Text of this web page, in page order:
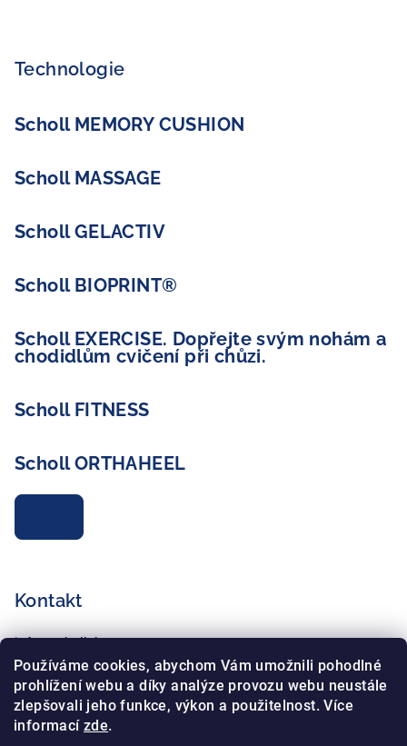
Používáme cookies, abychom Vám umožnili pohodlné
prohlížení webu a díky analýze provozu webu neustále
zlepšovali jeho funkce, výkon a použitelnost. Více
informacízde.
Technologie
Scholl MEMORY CUSHION
Scholl MASSAGE
Scholl GELACTIV
Scholl BIOPRINT®
Scholl EXERCISE. Dopřejte svým nohám a
chodidlům cvičení při chůzi.
Scholl FITNESS
Scholl ORTHAHEEL
Kontakt
info@schollshop.cz
+420 725 172 135
+420 734 765 321